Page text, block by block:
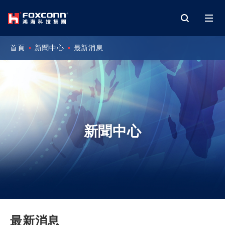
新聞中心
首頁 新聞中心 最新消息
最新消息